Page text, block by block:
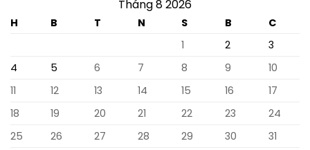
Tháng 8 2026
H B T N S B
C
1
2
3
4
5 6 7 8 9
10
11
12 13 14 15 16
17
18
19 20 21 22 23
24
25
26 27 28 29 30 31